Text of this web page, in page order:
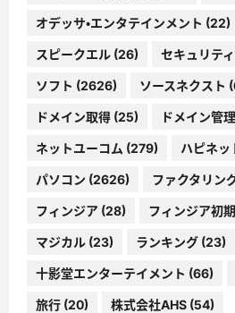
オデッサ・エンタテインメント (22)
スピークエル (26) セキュリティ
ソフト (2626) ソースネクスト
ドメイン取得 (25) ドメイン管理
ネットユーコム (279) ハピネッ
パソコン (2626) ファクタリン
フィンジア (28) フィンジア初
マジカル (23) ランキング (23)
十影堂エンターテイメント (66)
旅行 (20) 株式会社AHS (54)